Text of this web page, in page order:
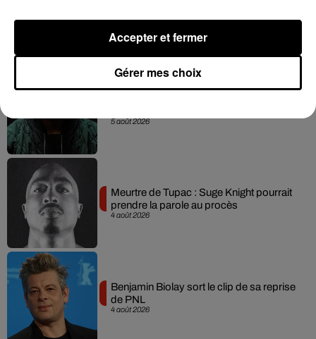
single « Coulda Shoulda Woulda »
5 août 2026
4 août 2026
Meurtre de Tupac : Suge Knight pourrait
prendre la parole au procès
4 août 2026
Benjamin Biolay sort le clip de sa reprise
de PNL
Gérer mes choix
Accepter et fermer